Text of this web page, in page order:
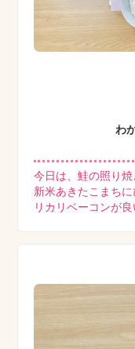
わ
今日は、鮭の照り
新米あきたこまち
リカリベーコンが